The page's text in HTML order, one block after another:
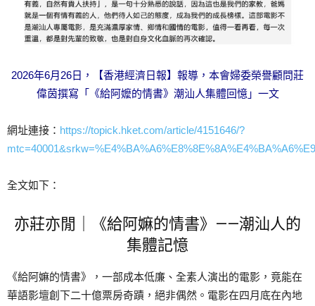
2026年6月26日，【香港經濟日報】報導，本會婦委榮譽顧問莊
偉茵撰寫「《給阿嬤的情書》潮汕人集體回憶」一文
網址連接： https://topick.hket.com/article/4151646/?
全文如下：
亦莊亦閒
｜《給阿嫲的情書》——潮汕人的
集體記憶
《給阿嫲的情書》，一部成本低廉、全素人演出的電影，竟能在
華語影壇創下二十億票房奇蹟，絕非偶然。電影在四月底在內地